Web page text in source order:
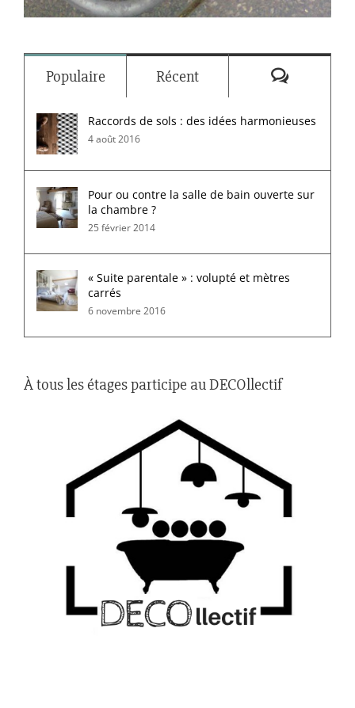
Populaire Récent
Raccords de sols : des idées harmonieuses
4 août 2016
Pour ou contre la salle de bain ouverte sur
la chambre ?
25 février 2014
« Suite parentale » : volupté et mètres
carrés
6 novembre 2016
À tous les étages participe au DECOllectif